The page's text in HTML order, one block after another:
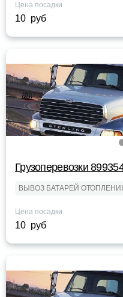
Цена посадки
10 руб
Грузоперевозки
ВЫВОЗ БАТАРЕЙ
Цена посадки
10 руб